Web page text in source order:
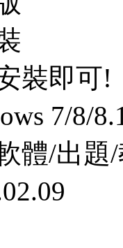
裝即可!
7/8/
體/出題